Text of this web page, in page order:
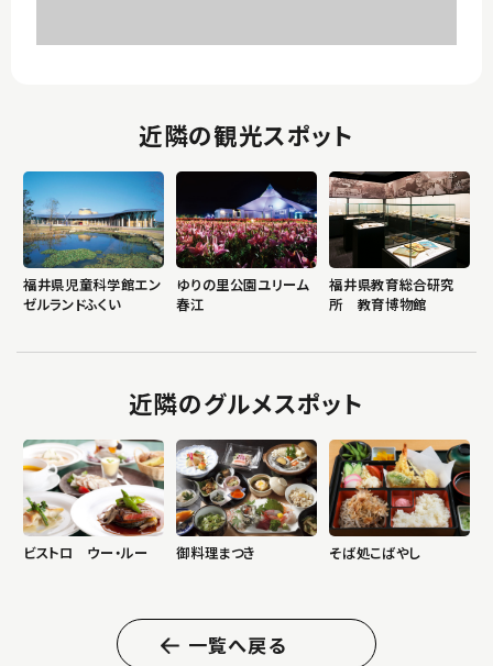
近隣の観光スポット
福井県児童科学館エン
ゼルランドふくい
ゆりの里公園ユリーム
春江
福井県教育総合研究
所 教育博物館
近隣のグルメスポット
ビストロ ウー・ルー 御料理まつき そば処こばやし
一覧へ戻る